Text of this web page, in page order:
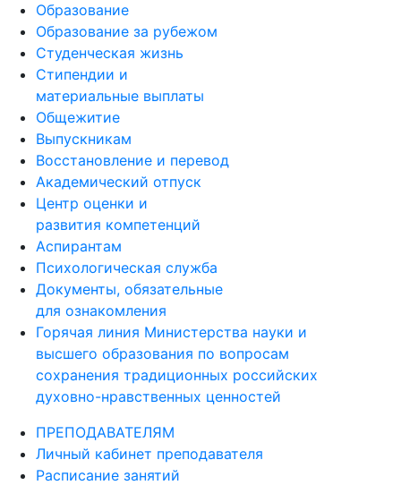
Образование
Образование за рубежом
Студенческая жизнь
Стипендии и
материальные выплаты
Общежитие
Выпускникам
Восстановление и перевод
Академический отпуск
Центр оценки и
развития компетенций
Аспирантам
Психологическая служба
Документы, обязательные
для ознакомления
Горячая линия Министерства науки и
высшего образования по вопросам
сохранения традиционных российских
духовно-нравственных ценностей
ПРЕПОДАВАТЕЛЯМ
Личный кабинет преподавателя
Расписание занятий